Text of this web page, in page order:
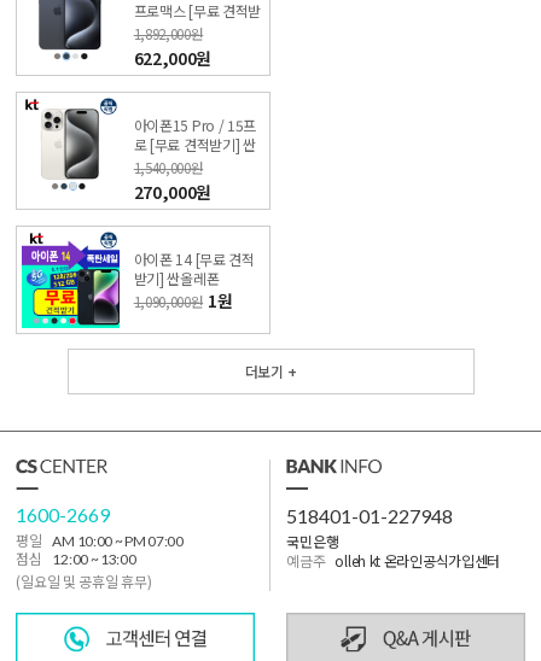
프로맥스 [무료 견적받
기] 싼올레폰
1,892,000원
622,000원
아이폰15 Pro / 15프
로 [무료 견적받기] 싼
올레폰
1,540,000원
270,000원
아이폰 14 [무료 견적
받기] 싼올레폰
1,090,000원 1원
더보기 +
1600-2669
평일
AM 10:00 ~ PM 07:00
점심
12:00 ~ 13:00
(일요일 및 공휴일 휴무)
518401-01-227948
국민은행
예금주 olleh kt 온라인공식가입센터